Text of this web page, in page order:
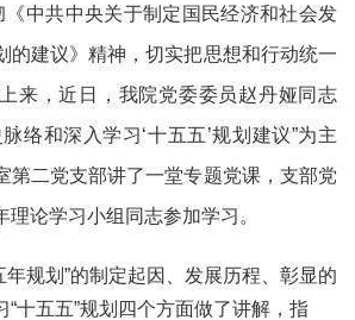
中共中央关于制定国民经济和社会发
的建议》精神，切实把思想和行动统一
来，近日，我院党委委员赵丹娅同志
络和深入学习‘十五五’规划建议”为主
第二党支部讲了一堂专题党课，支部党
理论学习小组同志参加学习。
年规划”的制定起因、发展历程、彰显的
十五五”规划四个方面做了讲解，指